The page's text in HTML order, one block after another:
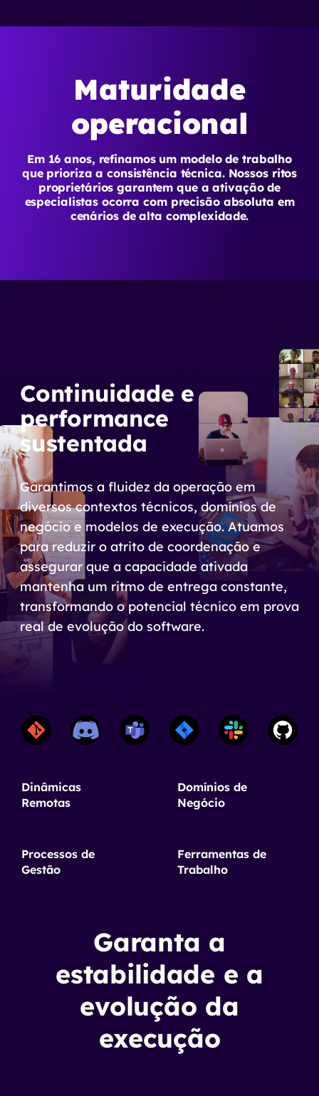
Maturidade
operacional
Em 16 anos, refinamos um modelo de trabalho
que prioriza a consistência técnica. Nossos ritos
proprietários garantem que a ativação de
especialistas ocorra com precisão absoluta em
cenários de alta complexidade.
Continuidade e
performance
sustentada
Garantimos a fluidez da operação em
diversos contextos técnicos, domínios de
negócio e modelos de execução. Atuamos
para reduzir o atrito de coordenação e
assegurar que a capacidade ativada
mantenha um ritmo de entrega constante,
transformando o potencial técnico em prova
real de evolução do software.
Dinâmicas
Remotas
Domínios de
Negócio
Processos de
Gestão
Ferramentas de
Trabalho
Garanta a
estabilidade e a
evolução da
execução